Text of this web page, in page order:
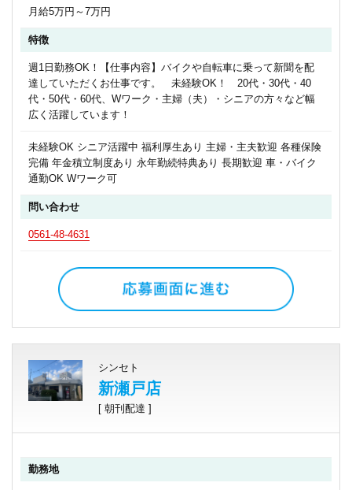
月給5万円～7万円
特徴
週1日勤務OK！【仕事内容】バイクや自転車に乗って新聞を配
達していただくお仕事です。 未経験OK！ 20代・30代・40
代・50代・60代、Wワーク・主婦（夫）・シニアの方々など幅
広く活躍しています！
未経験OK シニア活躍中 福利厚生あり 主婦・主夫歓迎 各種保険
完備 年金積立制度あり 永年勤続特典あり 長期歓迎 車・バイク
通勤OK Wワーク可
問い合わせ
0561-48-4631
シンセト
新瀬戸店
[ 朝刊配達 ]
勤務地